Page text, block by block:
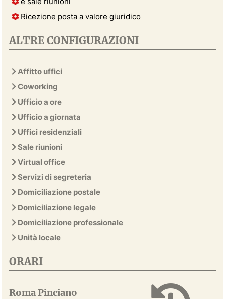
Ricezione posta a valore giuridico
ALTRE CONFIGURAZIONI
Affitto uffici
Coworking
Ufficio a ore
Ufficio a giornata
Uffici residenziali
Sale riunioni
Virtual office
Servizi di segreteria
Domiciliazione postale
Domiciliazione legale
Domiciliazione professionale
Unità locale
ORARI
Roma Pinciano